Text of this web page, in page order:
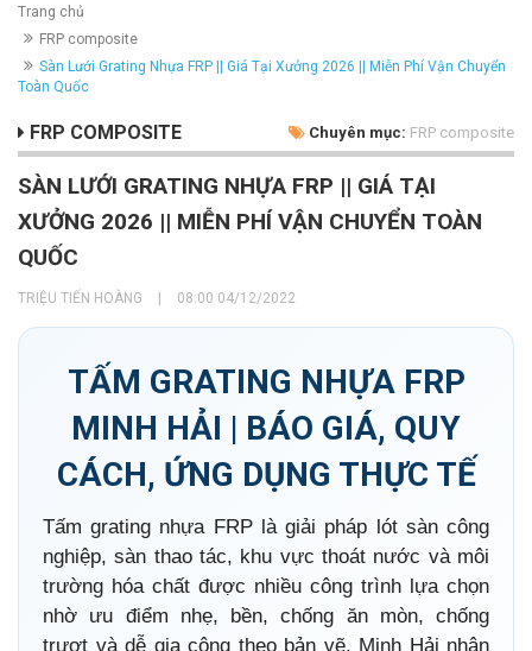
Trang chủ
FRP composite
Sàn Lưới Grating Nhựa FRP || Giá Tại Xưởng 2026 || Miễn Phí Vận Chuyển
Toàn Quốc
FRP COMPOSITE Chuyên mục: FRP composite
SÀN LƯỚI GRATING NHỰA FRP || GIÁ TẠI
XƯỞNG 2026 || MIỄN PHÍ VẬN CHUYỂN TOÀN
QUỐC
TRIỆU TIẾN HOÀNG 08:00 04/12/2022
TẤM GRATING NHỰA FRP
MINH HẢI | BÁO GIÁ, QUY
CÁCH, ỨNG DỤNG THỰC TẾ
Tấm grating nhựa FRP là giải pháp lót sàn công
nghiệp, sàn thao tác, khu vực thoát nước và môi
trường hóa chất được nhiều công trình lựa chọn
nhờ ưu điểm nhẹ, bền, chống ăn mòn, chống
trượt và dễ gia công theo bản vẽ. Minh Hải nhận